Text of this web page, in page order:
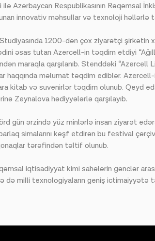
Azərbaycan Respublikasının Rəqəmsal
innovativ məhsullar və texnoloji həllərlə
1200-dən çox ziyarətçi
əsas tutan Azercell-in təqdim etdiyi
maraqla qarşılanıb. Stenddəki “Azercell
məlumat təqdim ediblər. Azercell-in
kitab və suvenirlər təqdim olunub. Qeyd
Zeynalova hədiyyələrlə qarşılayıb.
gün ərzində yüz minlərlə insan ziyarət
simalarını kəşf etdirən bu festival
tərəfindən təltif olunub.
iqtisadiyyat kimi sahələrin gənclər
də milli texnologiyaların geniş ictimaiyyətə